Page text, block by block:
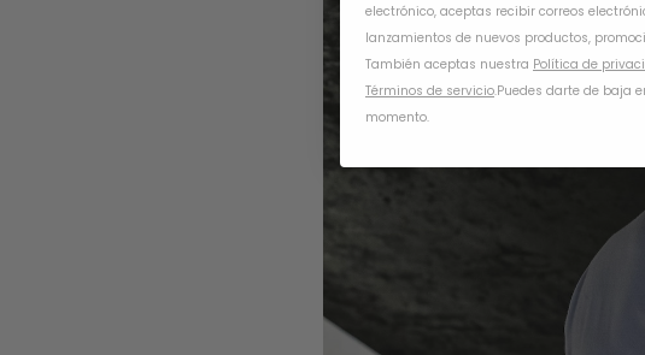
electrónico, aceptas recibir correos
lanzamientos de nuevos productos,
También aceptas nuestra Política de
Términos de servicio.Puedes darte de baja
momento.